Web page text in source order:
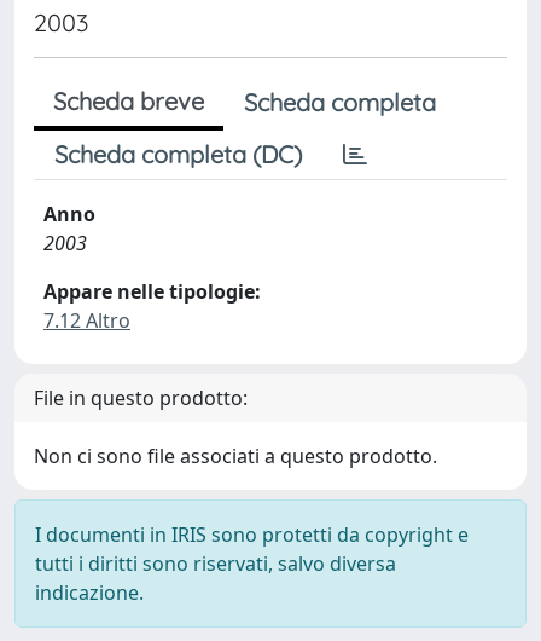
2003
Scheda breve
Scheda completa
Scheda completa (DC)
Anno
2003
Appare nelle tipologie:
7.12 Altro
File in questo prodotto:
Non ci sono file associati a questo prodotto.
I documenti in IRIS sono protetti da copyright e
tutti i diritti sono riservati, salvo diversa
indicazione.